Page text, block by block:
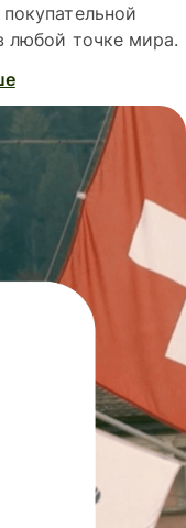
любой точке мира.